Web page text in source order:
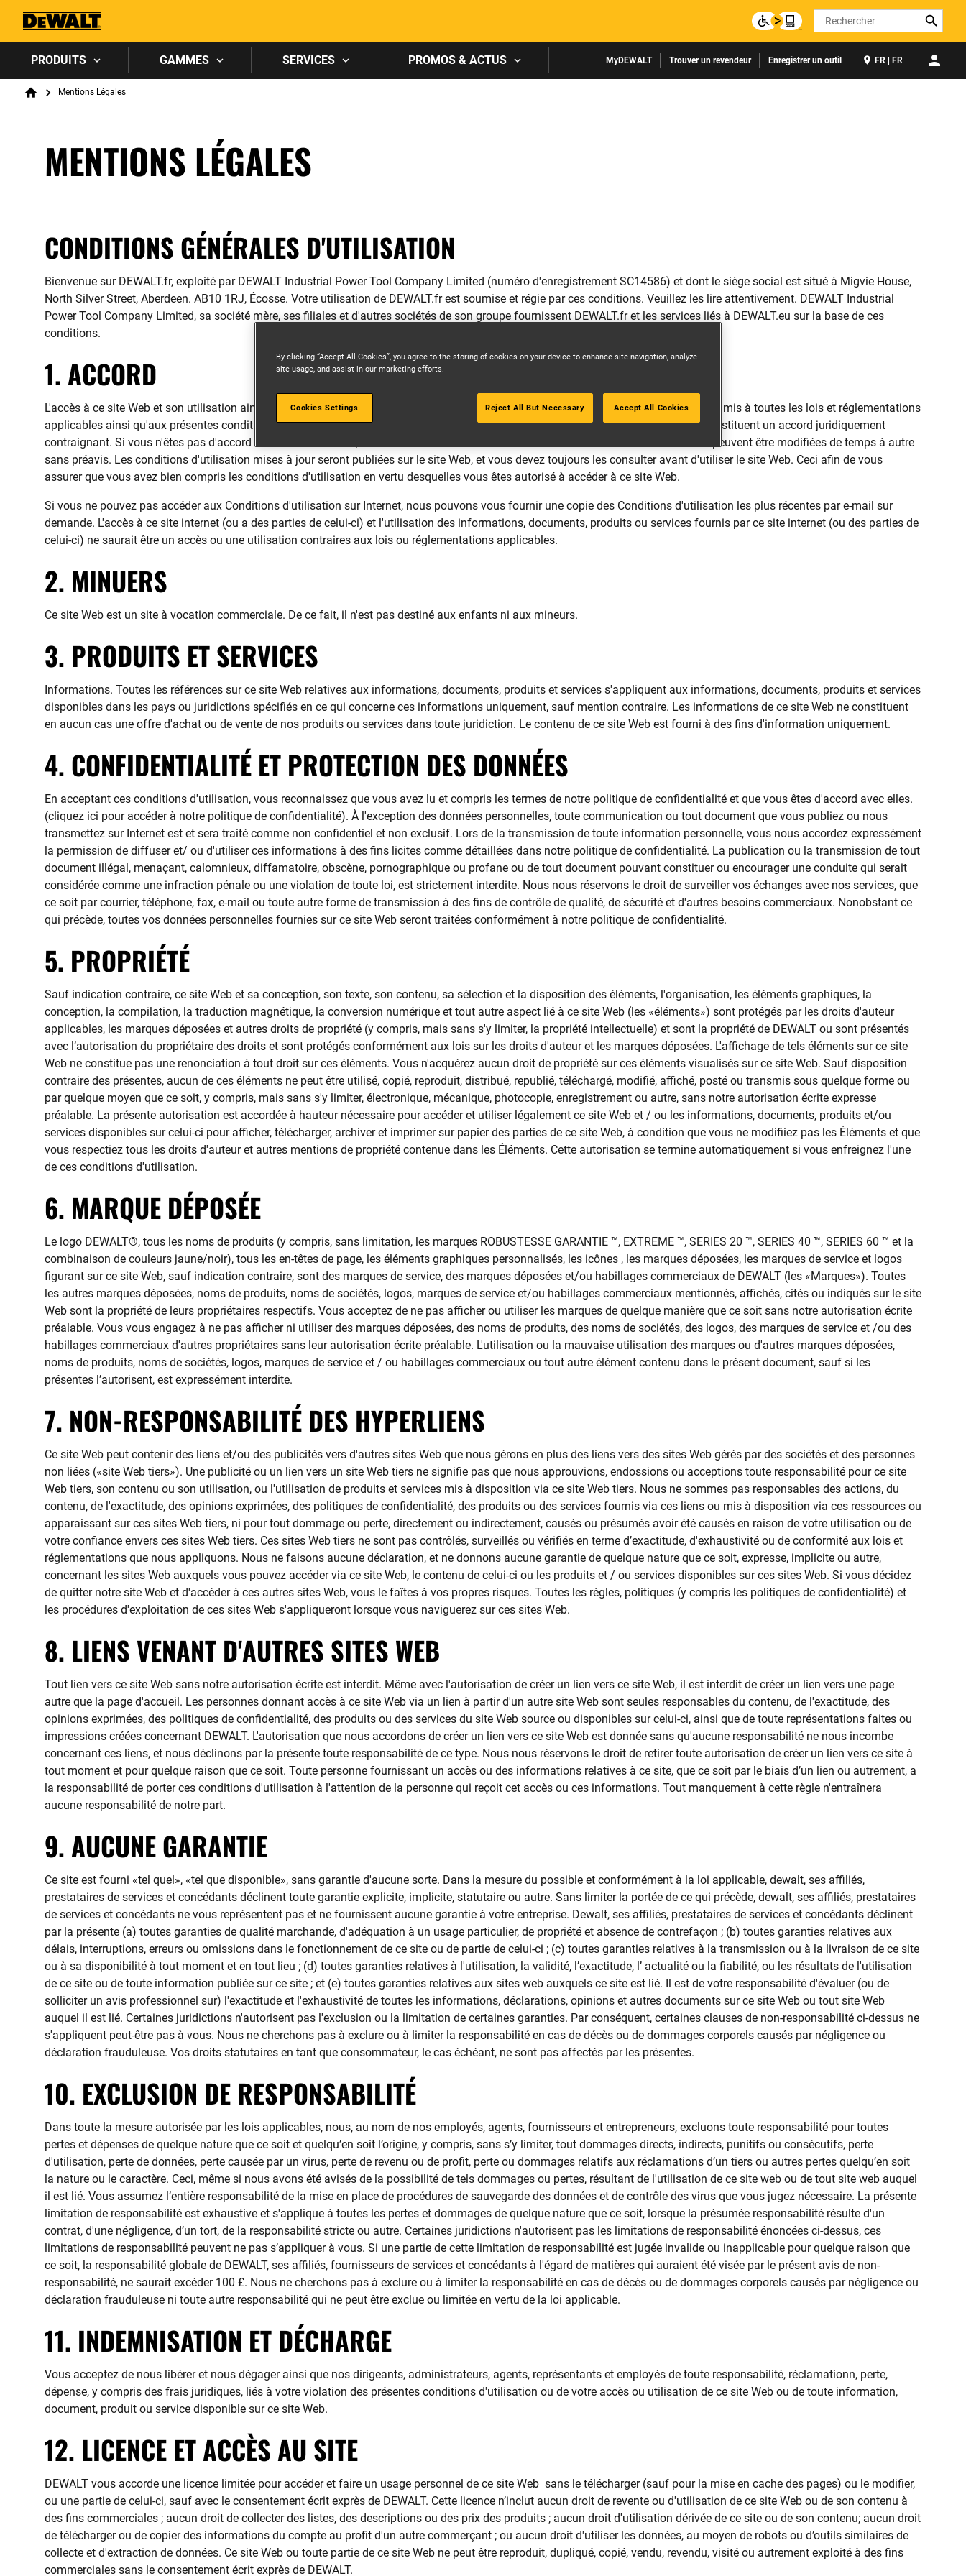
Search
PRODUITS GAMMES SERVICES PROMOS & ACTUS MyDEWALT Trouver un revendeur Enregistrer un outil FR | FR
Breadcrumb
HomeMentions Légales
MENTIONS LÉGALES
CONDITIONS GÉNÉRALES D'UTILISATION
Bienvenue sur DEWALT.fr, exploité par DEWALT Industrial Power Tool Company Limited (numéro d'enregistrement SC14586) et dont le siège social est situé à Migvie House,
North Silver Street, Aberdeen. AB10 1RJ, Écosse. Votre utilisation de DEWALT.fr est soumise et régie par ces conditions. Veuillez les lire attentivement. DEWALT Industrial
Power Tool Company Limited, sa société mère, ses filiales et d'autres sociétés de son groupe fournissent DEWALT.fr et les services liés à DEWALT.eu sur la base de ces
conditions.
1. ACCORD
L'accès à ce site Web et son utilisation ainsi que les informations, documents, produits et services disponibles sur ce site Web sont soumis à toutes les lois et réglementations
applicables ainsi qu'aux présentes conditions utilisation. En accédant à ce site Web, vous acceptez ces conditions d'utilisation qui constituent un accord juridiquement
contraignant. Si vous n'êtes pas d'accord avec nos conditions, veuillez-vous abstenir utiliser ce site Web. Ces conditions d'utilisation peuvent être modifiées de temps à autre
sans préavis. Les conditions d'utilisation mises à jour seront publiées sur le site Web, et vous devez toujours les consulter avant d'utiliser le site Web. Ceci afin de vous
assurer que vous avez bien compris les conditions d'utilisation en vertu desquelles vous êtes autorisé à accéder à ce site Web.
Si vous ne pouvez pas accéder aux Conditions d'utilisation sur Internet, nous pouvons vous fournir une copie des Conditions d'utilisation les plus récentes par e-mail sur
demande. L'accès à ce site internet (ou a des parties de celui-ci) et l'utilisation des informations, documents, produits ou services fournis par ce site internet (ou des parties de
celui-ci) ne saurait être un accès ou une utilisation contraires aux lois ou réglementations applicables.
2. MINUERS
Ce site Web est un site à vocation commerciale. De ce fait, il n'est pas destiné aux enfants ni aux mineurs.
3. PRODUITS ET SERVICES
Informations. Toutes les références sur ce site Web relatives aux informations, documents, produits et services s'appliquent aux informations, documents, produits et services
disponibles dans les pays ou juridictions spécifiés en ce qui concerne ces informations uniquement, sauf mention contraire. Les informations de ce site Web ne constituent
en aucun cas une offre d'achat ou de vente de nos produits ou services dans toute juridiction. Le contenu de ce site Web est fourni à des fins d'information uniquement.
4. CONFIDENTIALITÉ ET PROTECTION DES DONNÉES
En acceptant ces conditions d'utilisation, vous reconnaissez que vous avez lu et compris les termes de notre politique de confidentialité et que vous êtes d'accord avec elles.
(cliquez ici pour accéder à notre politique de confidentialité). À l'exception des données personnelles, toute communication ou tout document que vous publiez ou nous
transmettez sur Internet est et sera traité comme non confidentiel et non exclusif. Lors de la transmission de toute information personnelle, vous nous accordez expressément
la permission de diffuser et/ ou d'utiliser ces informations à des fins licites comme détaillées dans notre politique de confidentialité. La publication ou la transmission de tout
document illégal, menaçant, calomnieux, diffamatoire, obscène, pornographique ou profane ou de tout document pouvant constituer ou encourager une conduite qui serait
considérée comme une infraction pénale ou une violation de toute loi, est strictement interdite. Nous nous réservons le droit de surveiller vos échanges avec nos services, que
ce soit par courrier, téléphone, fax, e-mail ou toute autre forme de transmission à des fins de contrôle de qualité, de sécurité et d'autres besoins commerciaux. Nonobstant ce
qui précède, toutes vos données personnelles fournies sur ce site Web seront traitées conformément à notre politique de confidentialité.
5. PROPRIÉTÉ
Sauf indication contraire, ce site Web et sa conception, son texte, son contenu, sa sélection et la disposition des éléments, l'organisation, les éléments graphiques, la
conception, la compilation, la traduction magnétique, la conversion numérique et tout autre aspect lié à ce site Web (les «éléments») sont protégés par les droits d'auteur
applicables, les marques déposées et autres droits de propriété (y compris, mais sans s'y limiter, la propriété intellectuelle) et sont la propriété de DEWALT ou sont présentés
avec l’autorisation du propriétaire des droits et sont protégés conformément aux lois sur les droits d'auteur et les marques déposées. L'affichage de tels éléments sur ce site
Web ne constitue pas une renonciation à tout droit sur ces éléments. Vous n'acquérez aucun droit de propriété sur ces éléments visualisés sur ce site Web. Sauf disposition
contraire des présentes, aucun de ces éléments ne peut être utilisé, copié, reproduit, distribué, republié, téléchargé, modifié, affiché, posté ou transmis sous quelque forme ou
par quelque moyen que ce soit, y compris, mais sans s'y limiter, électronique, mécanique, photocopie, enregistrement ou autre, sans notre autorisation écrite expresse
préalable. La présente autorisation est accordée à hauteur nécessaire pour accéder et utiliser légalement ce site Web et / ou les informations, documents, produits et/ou
services disponibles sur celui-ci pour afficher, télécharger, archiver et imprimer sur papier des parties de ce site Web, à condition que vous ne modifiiez pas les Éléments et que
vous respectiez tous les droits d'auteur et autres mentions de propriété contenue dans les Éléments. Cette autorisation se termine automatiquement si vous enfreignez l'une
de ces conditions d'utilisation.
6. MARQUE DÉPOSÉE
Le logo DEWALT®, tous les noms de produits (y compris, sans limitation, les marques ROBUSTESSE GARANTIE ™, EXTREME ™, SERIES 20 ™, SERIES 40 ™, SERIES 60 ™ et la
combinaison de couleurs jaune/noir), tous les en-têtes de page, les éléments graphiques personnalisés, les icônes , les marques déposées, les marques de service et logos
figurant sur ce site Web, sauf indication contraire, sont des marques de service, des marques déposées et/ou habillages commerciaux de DEWALT (les «Marques»). Toutes
les autres marques déposées, noms de produits, noms de sociétés, logos, marques de service et/ou habillages commerciaux mentionnés, affichés, cités ou indiqués sur le site
Web sont la propriété de leurs propriétaires respectifs. Vous acceptez de ne pas afficher ou utiliser les marques de quelque manière que ce soit sans notre autorisation écrite
préalable. Vous vous engagez à ne pas afficher ni utiliser des marques déposées, des noms de produits, des noms de sociétés, des logos, des marques de service et /ou des
habillages commerciaux d'autres propriétaires sans leur autorisation écrite préalable. L'utilisation ou la mauvaise utilisation des marques ou d'autres marques déposées,
noms de produits, noms de sociétés, logos, marques de service et / ou habillages commerciaux ou tout autre élément contenu dans le présent document, sauf si les
présentes l’autorisent, est expressément interdite.
7. NON-RESPONSABILITÉ DES HYPERLIENS
Ce site Web peut contenir des liens et/ou des publicités vers d'autres sites Web que nous gérons en plus des liens vers des sites Web gérés par des sociétés et des personnes
non liées («site Web tiers»). Une publicité ou un lien vers un site Web tiers ne signifie pas que nous approuvions, endossions ou acceptions toute responsabilité pour ce site
Web tiers, son contenu ou son utilisation, ou l'utilisation de produits et services mis à disposition via ce site Web tiers. Nous ne sommes pas responsables des actions, du
contenu, de l'exactitude, des opinions exprimées, des politiques de confidentialité, des produits ou des services fournis via ces liens ou mis à disposition via ces ressources ou
apparaissant sur ces sites Web tiers, ni pour tout dommage ou perte, directement ou indirectement, causés ou présumés avoir été causés en raison de votre utilisation ou de
votre confiance envers ces sites Web tiers. Ces sites Web tiers ne sont pas contrôlés, surveillés ou vérifiés en terme d’exactitude, d'exhaustivité ou de conformité aux lois et
réglementations que nous appliquons. Nous ne faisons aucune déclaration, et ne donnons aucune garantie de quelque nature que ce soit, expresse, implicite ou autre,
concernant les sites Web auxquels vous pouvez accéder via ce site Web, le contenu de celui-ci ou les produits et / ou services disponibles sur ces sites Web. Si vous décidez
de quitter notre site Web et d'accéder à ces autres sites Web, vous le faîtes à vos propres risques. Toutes les règles, politiques (y compris les politiques de confidentialité) et
les procédures d'exploitation de ces sites Web s'appliqueront lorsque vous naviguerez sur ces sites Web.
8. LIENS VENANT D'AUTRES SITES WEB
Tout lien vers ce site Web sans notre autorisation écrite est interdit. Même avec l'autorisation de créer un lien vers ce site Web, il est interdit de créer un lien vers une page
autre que la page d'accueil. Les personnes donnant accès à ce site Web via un lien à partir d'un autre site Web sont seules responsables du contenu, de l'exactitude, des
opinions exprimées, des politiques de confidentialité, des produits ou des services du site Web source ou disponibles sur celui-ci, ainsi que de toute représentations faites ou
impressions créées concernant DEWALT. L'autorisation que nous accordons de créer un lien vers ce site Web est donnée sans qu'aucune responsabilité ne nous incombe
concernant ces liens, et nous déclinons par la présente toute responsabilité de ce type. Nous nous réservons le droit de retirer toute autorisation de créer un lien vers ce site à
tout moment et pour quelque raison que ce soit. Toute personne fournissant un accès ou des informations relatives à ce site, que ce soit par le biais d’un lien ou autrement, a
la responsabilité de porter ces conditions d'utilisation à l'attention de la personne qui reçoit cet accès ou ces informations. Tout manquement à cette règle n'entraînera
aucune responsabilité de notre part.
9. AUCUNE GARANTIE
Ce site est fourni «tel quel», «tel que disponible», sans garantie d'aucune sorte. Dans la mesure du possible et conformément à la loi applicable, dewalt, ses affiliés,
prestataires de services et concédants déclinent toute garantie explicite, implicite, statutaire ou autre. Sans limiter la portée de ce qui précède, dewalt, ses affiliés, prestataires
de services et concédants ne vous représentent pas et ne fournissent aucune garantie à votre entreprise. Dewalt, ses affiliés, prestataires de services et concédants déclinent
par la présente (a) toutes garanties de qualité marchande, d'adéquation à un usage particulier, de propriété et absence de contrefaçon ; (b) toutes garanties relatives aux
délais, interruptions, erreurs ou omissions dans le fonctionnement de ce site ou de partie de celui-ci ; (c) toutes garanties relatives à la transmission ou à la livraison de ce site
ou à sa disponibilité à tout moment et en tout lieu ; (d) toutes garanties relatives à l'utilisation, la validité, l’exactitude, l’ actualité ou la fiabilité, ou les résultats de l'utilisation
de ce site ou de toute information publiée sur ce site ; et (e) toutes garanties relatives aux sites web auxquels ce site est lié. Il est de votre responsabilité d'évaluer (ou de
solliciter un avis professionnel sur) l'exactitude et l'exhaustivité de toutes les informations, déclarations, opinions et autres documents sur ce site Web ou tout site Web
auquel il est lié. Certaines juridictions n'autorisent pas l'exclusion ou la limitation de certaines garanties. Par conséquent, certaines clauses de non-responsabilité ci-dessus ne
s'appliquent peut-être pas à vous. Nous ne cherchons pas à exclure ou à limiter la responsabilité en cas de décès ou de dommages corporels causés par négligence ou
déclaration frauduleuse. Vos droits statutaires en tant que consommateur, le cas échéant, ne sont pas affectés par les présentes.
10. EXCLUSION DE RESPONSABILITÉ
Dans toute la mesure autorisée par les lois applicables, nous, au nom de nos employés, agents, fournisseurs et entrepreneurs, excluons toute responsabilité pour toutes
pertes et dépenses de quelque nature que ce soit et quelqu’en soit l’origine, y compris, sans s’y limiter, tout dommages directs, indirects, punitifs ou consécutifs, perte
d'utilisation, perte de données, perte causée par un virus, perte de revenu ou de profit, perte ou dommages relatifs aux réclamations d’un tiers ou autres pertes quelqu’en soit
la nature ou le caractère. Ceci, même si nous avons été avisés de la possibilité de tels dommages ou pertes, résultant de l'utilisation de ce site web ou de tout site web auquel
il est lié. Vous assumez l’entière responsabilité de la mise en place de procédures de sauvegarde des données et de contrôle des virus que vous jugez nécessaire. La présente
limitation de responsabilité est exhaustive et s'applique à toutes les pertes et dommages de quelque nature que ce soit, lorsque la présumée responsabilité résulte d'un
contrat, d'une négligence, d’un tort, de la responsabilité stricte ou autre. Certaines juridictions n'autorisent pas les limitations de responsabilité énoncées ci-dessus, ces
limitations de responsabilité peuvent ne pas s’appliquer à vous. Si une partie de cette limitation de responsabilité est jugée invalide ou inapplicable pour quelque raison que
ce soit, la responsabilité globale de DEWALT, ses affiliés, fournisseurs de services et concédants à l'égard de matières qui auraient été visée par le présent avis de non-
responsabilité, ne saurait excéder 100 £. Nous ne cherchons pas à exclure ou à limiter la responsabilité en cas de décès ou de dommages corporels causés par négligence ou
déclaration frauduleuse ni toute autre responsabilité qui ne peut être exclue ou limitée en vertu de la loi applicable.
11. INDEMNISATION ET DÉCHARGE
Vous acceptez de nous libérer et nous dégager ainsi que nos dirigeants, administrateurs, agents, représentants et employés de toute responsabilité, réclamationn, perte,
dépense, y compris des frais juridiques, liés à votre violation des présentes conditions d'utilisation ou de votre accès ou utilisation de ce site Web ou de toute information,
document, produit ou service disponible sur ce site Web.
12. LICENCE ET ACCÈS AU SITE
DEWALT vous accorde une licence limitée pour accéder et faire un usage personnel de ce site Web sans le télécharger (sauf pour la mise en cache des pages) ou le modifier,
ou une partie de celui-ci, sauf avec le consentement écrit exprès de DEWALT. Cette licence n’inclut aucun droit de revente ou d'utilisation de ce site Web ou de son contenu à
des fins commerciales ; aucun droit de collecter des listes, des descriptions ou des prix des produits ; aucun droit d'utilisation dérivée de ce site ou de son contenu; aucun droit
de télécharger ou de copier des informations du compte au profit d'un autre commerçant ; ou aucun droit d'utiliser les données, au moyen de robots ou d’outils similaires de
collecte et d'extraction de données. Ce site Web ou toute partie de ce site Web ne peut être reproduit, dupliqué, copié, vendu, revendu, visité ou autrement exploité à des fins
commerciales sans le consentement écrit exprès de DEWALT.
By clicking “Accept All Cookies”, you agree to the storing of cookies on your device to enhance site navigation, analyze
site usage, and assist in our marketing efforts.
Cookies Settings Reject All But Necessary Accept All Cookies